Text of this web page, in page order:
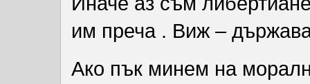
им преча . Виж –
Ако пък минем на